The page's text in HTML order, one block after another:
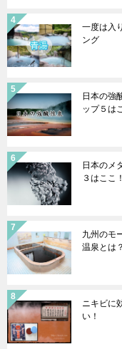
一度は入
ング
日本の強
ップ５は
日本のメ
３はここ！
九州のモ
温泉とは？
ニキビに
い！